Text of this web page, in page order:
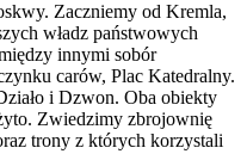
Zaczniemy od Kremla,
władz państwowych
innymi sobór
carów, Plac Katedralny.
i Dzwon. Oba obiekty
Zwiedzimy zbrojownię
trony z których korzystali